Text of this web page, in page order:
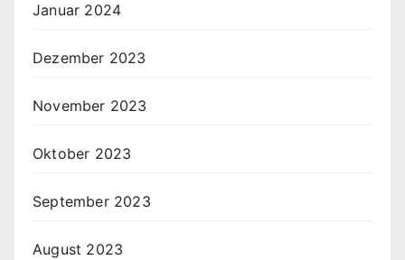
Januar 2024
Dezember 2023
November 2023
Oktober 2023
September 2023
August 2023